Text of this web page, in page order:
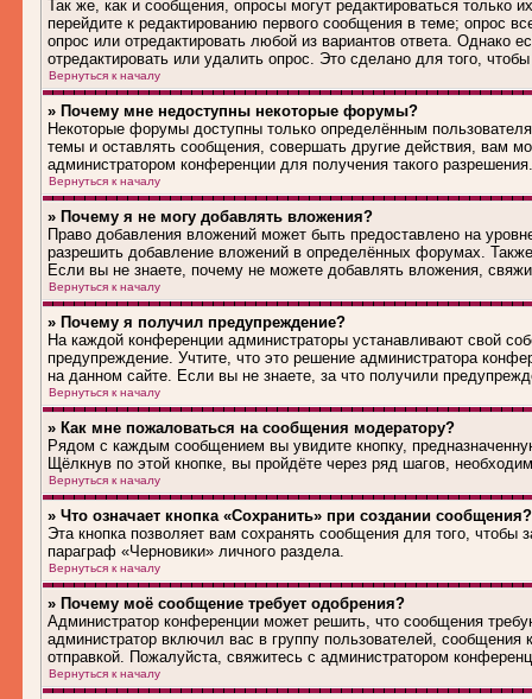
Так же, как и сообщения, опросы могут редактироваться только
перейдите к редактированию первого сообщения в теме; опрос
опрос или отредактировать любой из вариантов ответа. Однако
отредактировать или удалить опрос. Это сделано для того,
Вернуться к началу
» Почему мне недоступны некоторые форумы?
Некоторые форумы доступны только определённым
темы и оставлять сообщения, совершать другие действия, вам
администратором конференции для получения такого разрешения.
Вернуться к началу
» Почему я не могу добавлять вложения?
Право добавления вложений может быть предоставлено на
разрешить добавление вложений в определённых форумах.
Если вы не знаете, почему не можете добавлять вложения,
Вернуться к началу
» Почему я получил предупреждение?
На каждой конференции администраторы устанавливают свой
предупреждение. Учтите, что это решение администратора
на данном сайте. Если вы не знаете, за что получили
Вернуться к началу
» Как мне пожаловаться на сообщения модератору?
Рядом с каждым сообщением вы увидите кнопку,
Щёлкнув по этой кнопке, вы пройдёте через ряд шагов,
Вернуться к началу
» Что означает кнопка «Сохранить» при создании сообщения?
Эта кнопка позволяет вам сохранять сообщения для того, чтобы
параграф «Черновики» личного раздела.
Вернуться к началу
» Почему моё сообщение требует одобрения?
Администратор конференции может решить, что сообщения
администратор включил вас в группу пользователей,
отправкой. Пожалуйста, свяжитесь с администратором
Вернуться к началу